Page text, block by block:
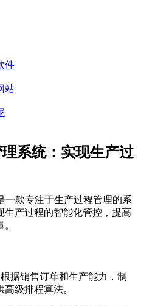
件
站
系统：实现生产过
一款专注于生产过程管理的系
生产过程的智能化管控，提高
据销售订单和生产能力，制
级排程算法。